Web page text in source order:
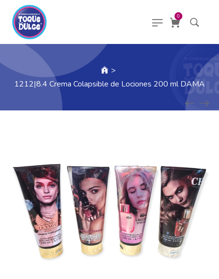
0
>
1212|8.4 Crema Colapsible de Lociones 200 ml DAMA